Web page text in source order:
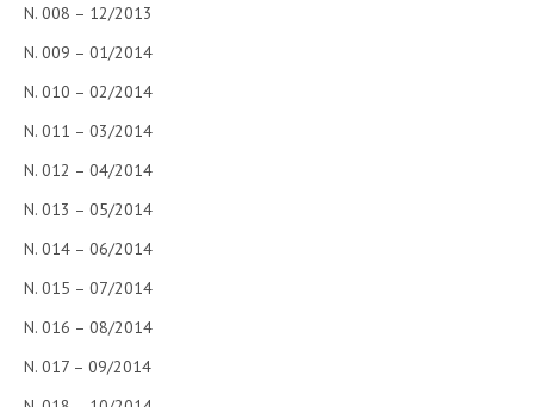
N. 008 – 12/2013
N. 009 – 01/2014
N. 010 – 02/2014
N. 011 – 03/2014
N. 012 – 04/2014
N. 013 – 05/2014
N. 014 – 06/2014
N. 015 – 07/2014
N. 016 – 08/2014
N. 017 – 09/2014